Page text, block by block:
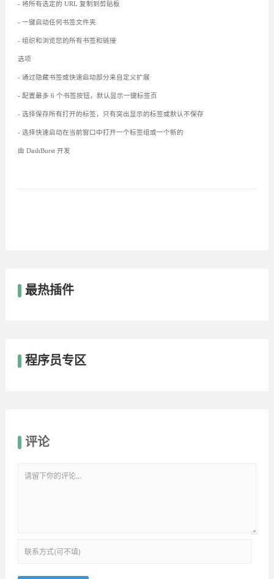
- 将所有选定的 URL 复制到剪贴板
- 一键启动任何书签文件夹
- 组织和浏览您的所有书签和链接
选项
- 通过隐藏书签或快速启动部分来自定义扩展
- 配置最多 6 个书签按钮，默认显示一键标签页
- 选择保存所有打开的标签，只有突出显示的标签或默认不保存
- 选择快速启动在当前窗口中打开一个标签组或一个新的
由 DashBurst 开发
最热插件
程序员专区
评论